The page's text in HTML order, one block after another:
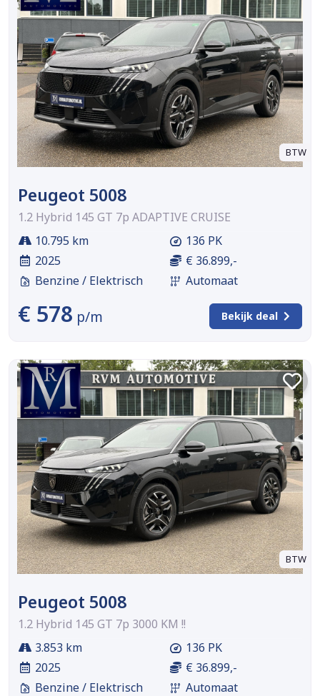
BTW
Peugeot 5008
1.2 Hybrid 145 GT 7p ADAPTIVE CRUISE
10.795 km
2025
Benzine / Elektrisch
136 PK
€ 36.899,-
Automaat
€ 578 p/m Bekijk deal
BTW
Peugeot 5008
1.2 Hybrid 145 GT 7p 3000 KM !!
3.853 km
2025
Benzine / Elektrisch
136 PK
€ 36.899,-
Automaat